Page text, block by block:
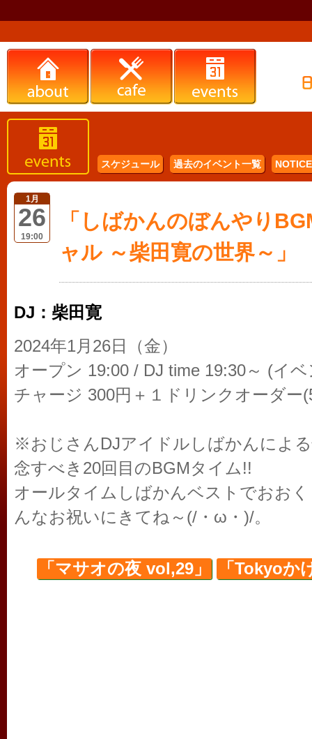
スケジュール 過去のイベント一覧
1月
26
19:00
「しばかんのぼんやり
ャル ～柴田寛の世界～」
DJ：柴田寛
2024年1月26日（金）
オープン 19:00 / DJ time 19:30～ (イ
チャージ 300円＋１ドリンクオーダー
※おじさんDJアイドルしばかんによ
念すべき20回目のBGMタイム!!
オールタイムしばかんベストでおお
んなお祝いにきてね～(/・ω・)/。
「マサオの夜 vol,29」 「Tokyoか